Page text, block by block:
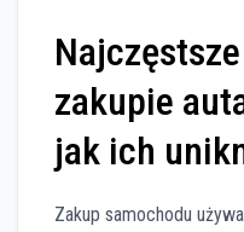
zakupie
jak ich
Zakup samochodu